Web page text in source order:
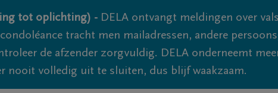
tot oplichting) - DELA ontvangt meldingen over
tracht men mailadressen, andere
de afzender zorgvuldig. DELA onderneemt
nooit volledig uit te sluiten, dus blijf waakzaam.